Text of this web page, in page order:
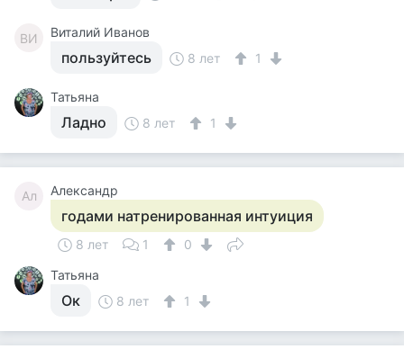
ВИ Виталий Иванов
пользуйтесь 8 лет 1
Татьяна
Ладно 8 лет 1
Ал Александр
годами натренированная интуиция
8 лет 1
0
Татьяна
Ок 8 лет 1